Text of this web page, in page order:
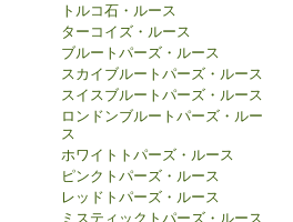
トルコ石・ルース
ターコイズ・ルース
ブルートパーズ・ルース
スカイブルートパーズ・ルース
スイスブルートパーズ・ルース
ロンドンブルートパーズ・ルー
ス
ホワイトトパーズ・ルース
ピンクトパーズ・ルース
レッドトパーズ・ルース
ミスティックトパーズ・ルース